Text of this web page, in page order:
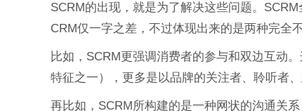
SCRM的出现，就是为了解决这些问题。
CRM仅一字之差，不过体现出来的是两种完全
比如，SCRM更强调消费者的参与和双边互动
特征之一），更多是以品牌的关注者、聆听者
再比如，SCRM所构建的是一种网状的沟通关